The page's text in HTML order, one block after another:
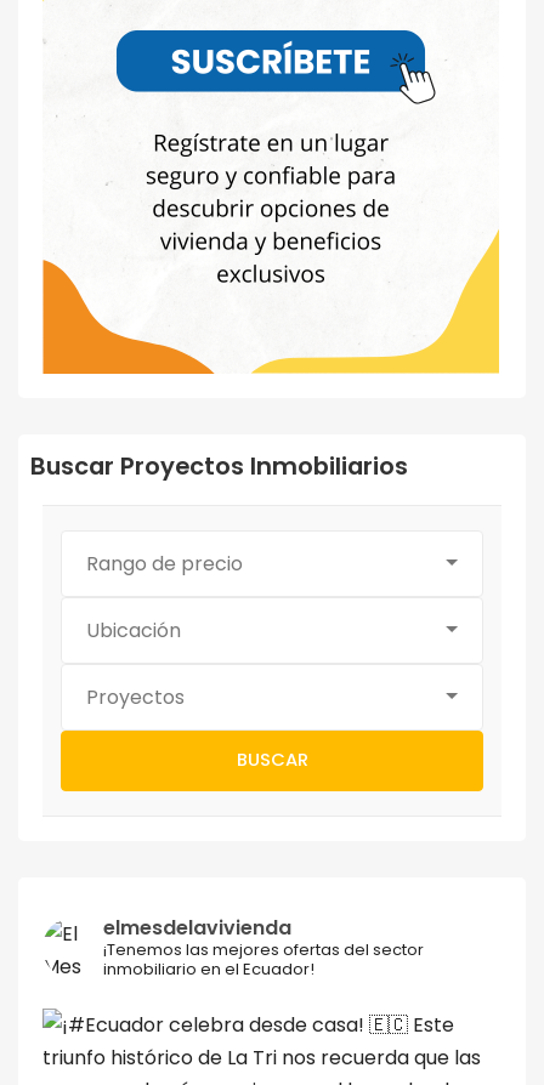
Buscar Proyectos Inmobiliarios
Rango de precio
Ubicación
Proyectos
BUSCAR
elmesdelavivienda
¡Tenemos las mejores ofertas del sector
inmobiliario en el Ecuador!